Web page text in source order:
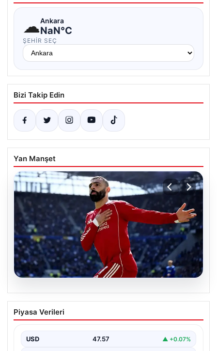
☁Ankara
NaN°C
ŞEHIR SEÇ
Bizi Takip Edin
Yan Manşet
05.08.2026
Trabzonspor, Mohamed Salah
Transferinde Son Noktayı Koydu: Resmi
Trabzonspor, uzun süredir yoğun olarak gündemde
Piyasa Verileri
USD 47.57 ▲ +0.07%